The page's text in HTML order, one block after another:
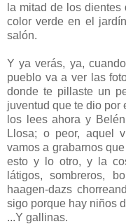
la mitad de los
color verde en el
salón.
Y ya verás, ya,
pueblo va a ver las
donde te pillaste un
juventud que te dio por
los lees ahora y
Llosa; o peor, aquel
vamos a grabarnos
esto y lo otro, y la
látigos, sombreros,
haagen-dazs
sigo porque hay niños
...Y gallinas.